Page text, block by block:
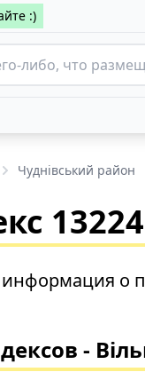
:)
Чуднівський район
о
-